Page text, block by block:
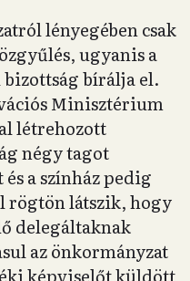
lényegében csak
ugyanis a
bizottság bírálja el.
Minisztérium
létrehozott
négy tagot
a színház pedig
rögtön látszik, hogy
delegáltaknak
az önkormányzat
képviselőt küldött